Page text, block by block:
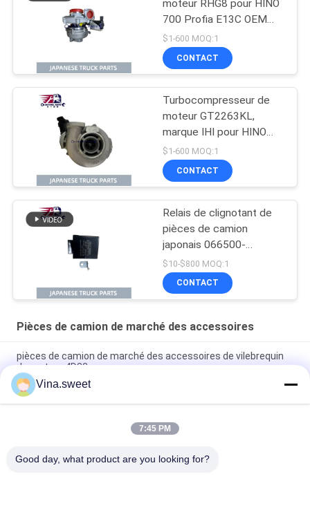
moteur RHG8 pour HINO
700 Profia E13C OEM
S1760-E0102 S1760-
E0M10 S1760-E0101
$1-600 MOQ:1
CONTACT
Turbocompresseur de
moteur GT2263KL,
marque IHI pour HINO
500 J05E N04CT OEM
17201-E0747 17201-
E0741 17201-E0742
$1-600 MOQ:1
CONTACT
Relais de clignotant de
pièces de camion
japonais 066500-
3720/1-83470060-0
pour pièces de camion
ISUZU NPR FTR FSR
$10-$800 MOQ:1
CONTACT
Pièces de camion de marché des accessoires
pièces de camion de marché des accessoires de vilebrequin
du moteur 4D33
démarreur 6With de 24V 11T d'un 1 pièces camion du moteur
6WG1
Pièces de camion de marché des accessoires de volant de
Vina.sweet
7:45 PM
Good day, what product are you looking for?